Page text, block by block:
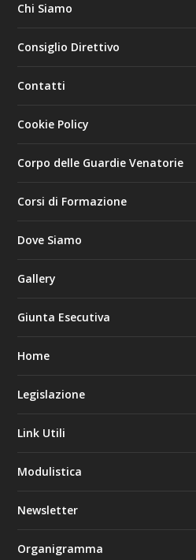
Chi Siamo
Consiglio Direttivo
Contatti
Cookie Policy
Corpo delle Guardie Venatorie
Corsi di Formazione
Dove Siamo
Gallery
Giunta Esecutiva
Home
Legislazione
Link Utili
Modulistica
Newsletter
Organigramma